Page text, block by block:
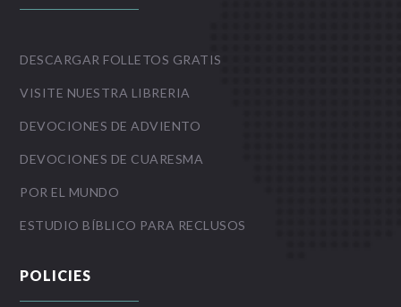
DESCARGAR FOLLETOS GRATIS
VISITE NUESTRA LIBRERIA
DEVOCIONES DE ADVIENTO
DEVOCIONES DE CUARESMA
POR EL MUNDO
ESTUDIO BÍBLICO PARA RECLUSOS
POLICIES